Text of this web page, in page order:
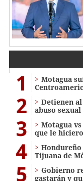
1
Motagua
2
Detienen
abuso
3
Motagua
que le
4
Hondureño
Tijuana de
5
Gobierno
gastarán y